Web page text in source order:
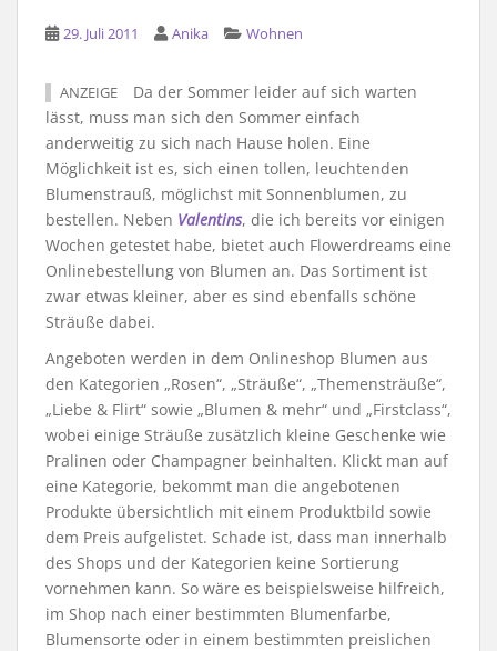
29. Juli 2011 Anika Wohnen
ANZEIGE
Da der Sommer leider auf sich warten
lässt, muss man sich den Sommer einfach
anderweitig zu sich nach Hause holen. Eine
Möglichkeit ist es, sich einen tollen, leuchtenden
Blumenstrauß, möglichst mit Sonnenblumen, zu
bestellen. Neben Valentins, die ich bereits vor einigen
Wochen getestet habe, bietet auch Flowerdreams eine
Onlinebestellung von Blumen an. Das Sortiment ist
zwar etwas kleiner, aber es sind ebenfalls schöne
Sträuße dabei.
Angeboten werden in dem Onlineshop Blumen aus
den Kategorien „Rosen“, „Sträuße“, „Themensträuße“,
„Liebe & Flirt“ sowie „Blumen & mehr“ und „Firstclass“,
wobei einige Sträuße zusätzlich kleine Geschenke wie
Pralinen oder Champagner beinhalten. Klickt man auf
eine Kategorie, bekommt man die angebotenen
Produkte übersichtlich mit einem Produktbild sowie
dem Preis aufgelistet. Schade ist, dass man innerhalb
des Shops und der Kategorien keine Sortierung
vornehmen kann. So wäre es beispielsweise hilfreich,
im Shop nach einer bestimmten Blumenfarbe,
Blumensorte oder in einem bestimmten preislichen